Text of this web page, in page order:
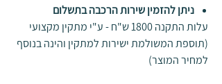
ניתן להזמין שירות הרכבה בתשלום
עלות התקנה 1800 ש"ח - ע"י מתקין מקצועי
(תוספת המשולמת ישירות למתקין והינה בנוסף
למחיר המוצר)